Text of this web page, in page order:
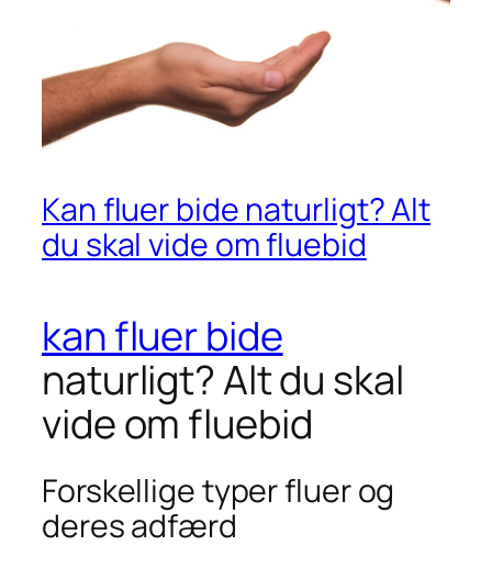
Kan fluer bide naturligt? Alt
du skal vide om fluebid
kan fluer bide
naturligt? Alt du skal
vide om fluebid
Forskellige typer fluer og
deres adfærd